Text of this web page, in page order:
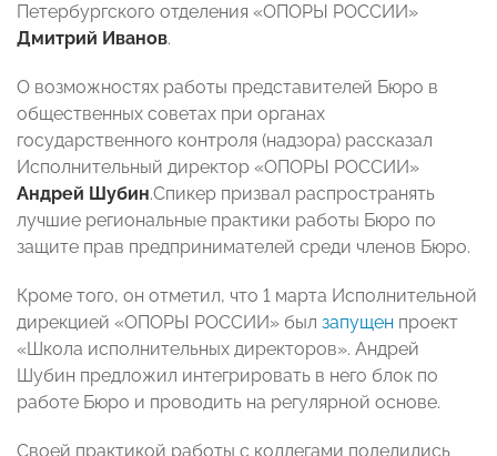
Петербургского отделения «ОПОРЫ РОССИИ»
Дмитрий Иванов.
О возможностях работы представителей Бюро в
общественных советах при органах
государственного контроля (надзора) рассказал
Исполнительный директор «ОПОРЫ РОССИИ»
Андрей Шубин.Спикер призвал распространять
лучшие региональные практики работы Бюро по
защите прав предпринимателей среди членов Бюро.
Кроме того, он отметил, что 1 марта Исполнительной
дирекцией «ОПОРЫ РОССИИ» был запущен проект
«Школа исполнительных директоров». Андрей
Шубин предложил интегрировать в него блок по
работе Бюро и проводить на регулярной основе.
Своей практикой работы с коллегами поделились